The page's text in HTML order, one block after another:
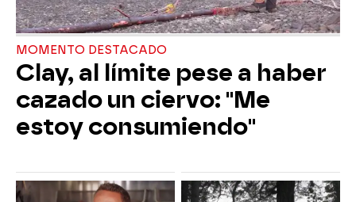
MOMENTO DESTACADO
Clay, al límite pese a haber
cazado un ciervo: "Me
estoy consumiendo"